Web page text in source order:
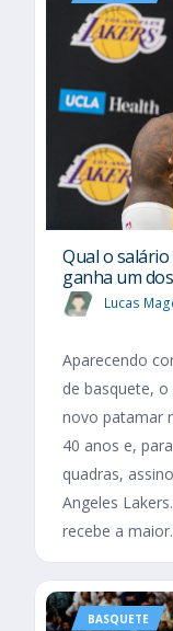
Qual o salário
ganha um
Lucas
Aparecendo
de basquete,
novo patamar
40 anos e,
quadras,
Angeles
recebe a
BASQUETE